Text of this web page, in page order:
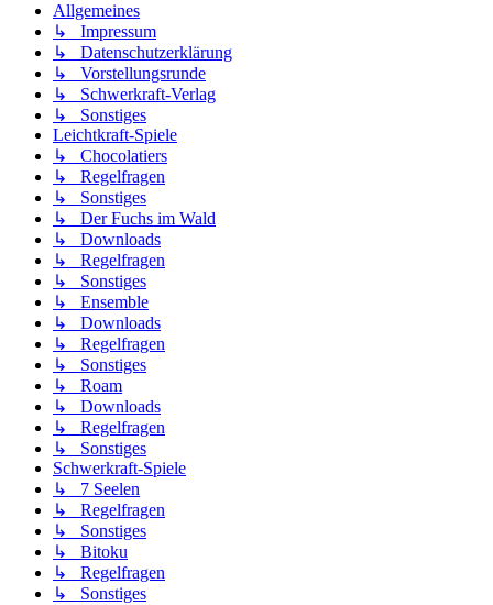
Allgemeines
↳ Impressum
↳ Datenschutzerklärung
↳ Vorstellungsrunde
↳ Schwerkraft-Verlag
↳ Sonstiges
Leichtkraft-Spiele
↳ Chocolatiers
↳ Regelfragen
↳ Sonstiges
↳ Der Fuchs im Wald
↳ Downloads
↳ Regelfragen
↳ Sonstiges
↳ Ensemble
↳ Downloads
↳ Regelfragen
↳ Sonstiges
↳ Roam
↳ Downloads
↳ Regelfragen
↳ Sonstiges
Schwerkraft-Spiele
↳ 7 Seelen
↳ Regelfragen
↳ Sonstiges
↳ Bitoku
↳ Regelfragen
↳ Sonstiges